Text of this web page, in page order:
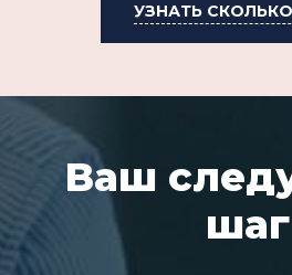
УЗНАТЬ
Ваш
шаг